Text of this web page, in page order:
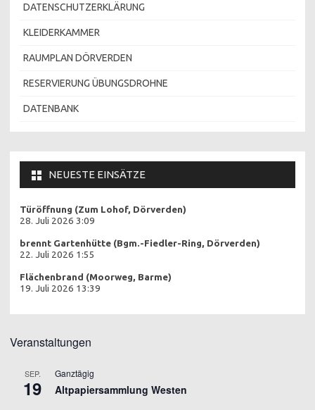
DATENSCHUTZERKLÄRUNG
KLEIDERKAMMER
RAUMPLAN DÖRVERDEN
RESERVIERUNG ÜBUNGSDROHNE
DATENBANK
NEUESTE EINSÄTZE
Türöffnung (Zum Lohof, Dörverden)
28. Juli 2026 3:09
brennt Gartenhütte (Bgm.-Fiedler-Ring, Dörverden)
22. Juli 2026 1:55
Flächenbrand (Moorweg, Barme)
19. Juli 2026 13:39
Veranstaltungen
SEP.
19
Ganztägig
Altpapiersammlung Westen